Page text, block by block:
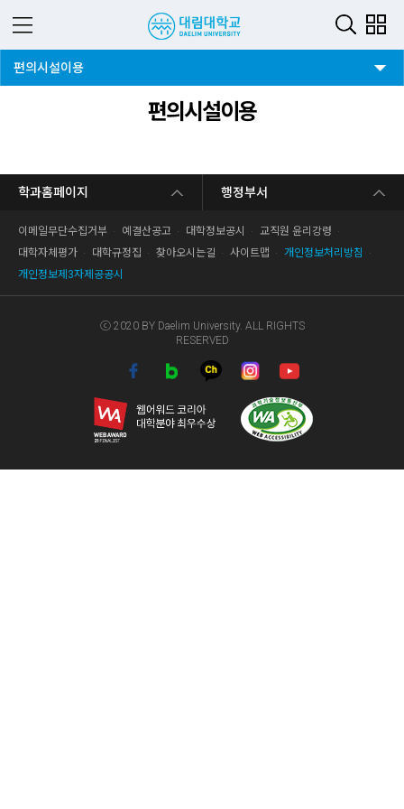
편의시설이용
편의시설이용
학과홈페이지 행정부서
이메일무단수집거부 예결산공고 대학정보공시
교직원 윤리강령
대학자체평가
대학규정집 찾아오시는길 사이트맵
개인정보처리방침
개인정보제3자제공공시
ⓒ 2020 BY Daelim University. ALL RIGHTS
RESERVED